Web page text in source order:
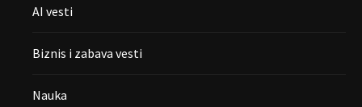
AI vesti
Biznis i zabava vesti
Nauka